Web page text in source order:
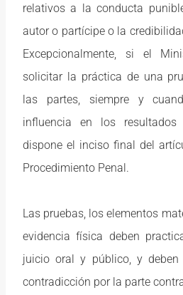
relativos a la conducta
autor o partícipe o la
Excepcionalmente, si el
solicitar la práctica de una
las partes, siempre y
influencia en los
dispone el inciso final del
Procedimiento Penal.
Las pruebas, los elementos
evidencia física deben
juicio oral y público, y
contradicción por la parte